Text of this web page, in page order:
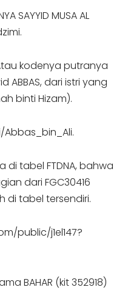
SAYYID MUSA AL
kodenya putranya
ABBAS, dari istri yang
binti Hizam).
tabel FTDNA, bahwa
dari FGC30416
di tabel tersendiri.
public/j1el147?
BAHAR (kit 352918)